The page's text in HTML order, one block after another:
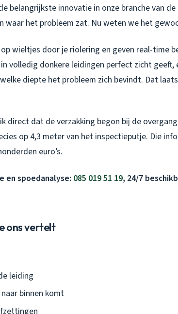
belangrijkste innovatie in onze branche van
waar het probleem zat. Nu weten we het
op wieltjes door je riolering en geven real-time
volledig donkere leidingen perfect zicht geeft,
diepte het probleem zich bevindt. Dat
direct dat de verzakking begon bij de
op 4,3 meter van het inspectieputje. Die
euro’s.
en spoedanalyse: 085 019 51 19, 24/7
ons vertelt
leiding
binnen komt